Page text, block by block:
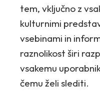
tem, vključno z
kulturnimi
vsebinami in
raznolikost širi
vsakemu
čemu želi slediti.